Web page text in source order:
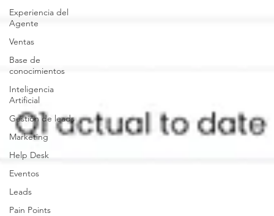
Experiencia del
Agente
Ventas
Base de
conocimientos
Inteligencia
Artificial
Gestión de leads
Marketing
Help Desk
Eventos
Leads
Pain Points